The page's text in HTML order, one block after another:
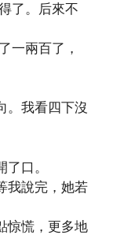
了。后來不
一兩百了，
。我看四下沒
口。
我說完，她若
惊慌，更多地